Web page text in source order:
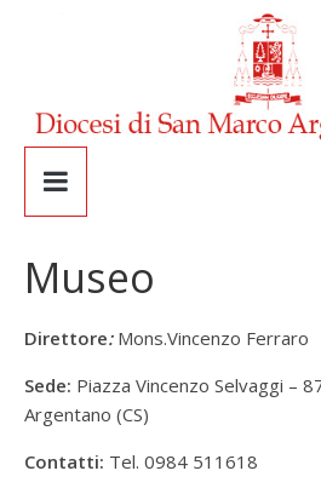
Museo
Direttore:Mons.Vincenzo Ferraro
Sede: Piazza Vincenzo Selvaggi –
Argentano (CS)
Contatti: Tel. 0984 511618